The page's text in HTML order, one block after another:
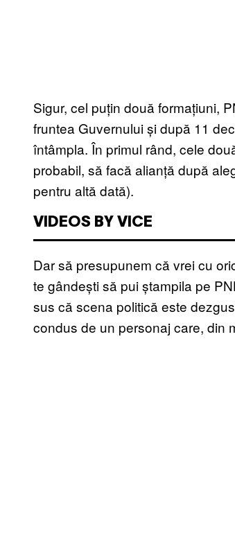
Sigur, cel puțin două formațiuni,
fruntea Guvernului și după 11
întâmpla. În primul rând, cele
probabil, să facă alianță după
pentru altă dată).
VIDEOS BY VICE
Dar să presupunem că vrei cu
te gândești să pui ștampila pe
sus că scena politică este
condus de un personaj care, din